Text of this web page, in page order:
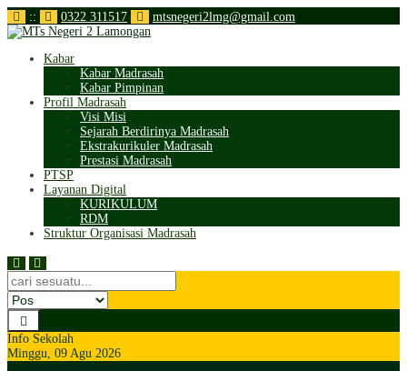
:: 0322 311517 mtsnegeri2lmg@gmail.com
Kabar
Kabar Madrasah
Kabar Pimpinan
Profil Madrasah
Visi Misi
Sejarah Berdirinya Madrasah
Ekstrakurikuler Madrasah
Prestasi Madrasah
PTSP
Layanan Digital
KURIKULUM
RDM
Struktur Organisasi Madrasah
Info Sekolah
Minggu, 09 Agu 2026